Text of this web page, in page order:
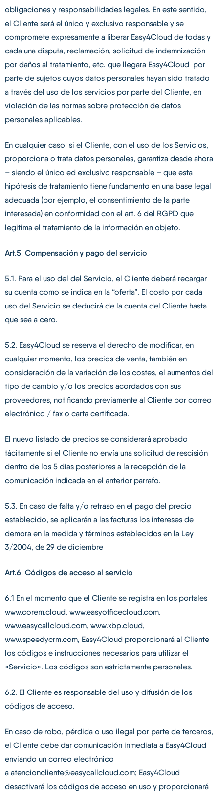
obligaciones y responsabilidades legales. En este sentido,
el Cliente será el único y exclusivo responsable y se
compromete expresamente a liberar Easy4Cloud de todas y
cada una disputa, reclamación, solicitud de indemnización
por daños al tratamiento, etc. que llegara Easy4Cloud por
parte de sujetos cuyos datos personales hayan sido tratado ​​
a través del uso de los servicios por parte del Cliente, en
violación de las normas sobre protección de datos
personales aplicables.
En cualquier caso, si el Cliente, con el uso de los Servicios,
proporciona o trata datos personales, garantiza desde ahora
– siendo el único ed exclusivo responsable – que esta
hipótesis de tratamiento tiene fundamento en una base legal
adecuada (por ejemplo, el consentimiento de la parte
interesada) en conformidad con el art. 6 del RGPD que
legitima el tratamiento de la información en objeto.
Art.5. Compensación y pago del servicio
5.1. Para el uso del del Servicio, el Cliente deberá recargar
su cuenta como se indica en la “oferta”. El costo por cada
uso del Servicio se deducirá de la cuenta del Cliente hasta
que sea a cero.
5.2. Easy4Cloud se reserva el derecho de modificar, en
cualquier momento, los precios de venta, también en
consideración de la variación de los costes, el aumentos del
tipo de cambio y/o los precios acordados con sus
proveedores, notificando previamente al Cliente por correo
electrónico / fax o carta certificada.
El nuevo listado de precios se considerará aprobado
tácitamente si el Cliente no envía una solicitud de rescisión
dentro de los 5 días posteriores a la recepción de la
comunicación indicada en el anterior parrafo.
5.3. En caso de falta y/o retraso en el pago del precio
establecido, se aplicarán a las facturas los intereses de
demora en la medida y términos establecidos en la Ley
3/2004, de 29 de diciembre
Art.6. Códigos de acceso al servicio
6.1 En el momento que el Cliente se registra en los portales
www.corem.cloud, www.easyofficecloud.com,
www.easycallcloud.com, www.xbp.cloud,
www.speedycrm.com, Easy4Cloud proporcionará al Cliente
los códigos e instrucciones necesarios para utilizar el
«Servicio». Los códigos son estrictamente personales.
6.2. El Cliente es responsable del uso y difusión de los
códigos de acceso.
En caso de robo, pérdida o uso ilegal por parte de terceros,
el Cliente debe dar comunicación inmediata a Easy4Cloud
enviando un correo electrónico
a atencioncliente@easycallcloud.com; Easy4Cloud
desactivará los códigos de acceso en uso y proporcionará